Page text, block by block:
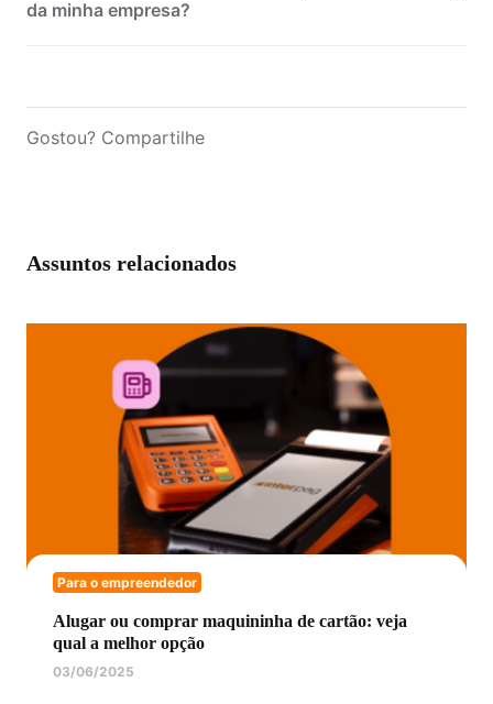
imediatamente
da minha empresa​?
Gostou? Compartilhe
Assuntos relacionados
Para o empreendedor
Alugar ou comprar maquininha de cartão: veja
qual a melhor opção
03/06/2025